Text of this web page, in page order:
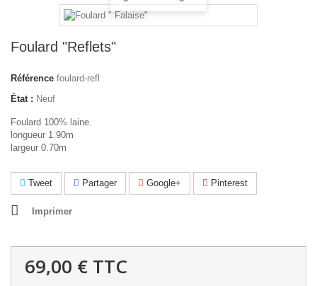
Foulard "Reflets"
Référence foulard-refl
État : Neuf
Foulard 100% laine.
longueur 1.90m
largeur 0.70m
Tweet Partager Google+ Pinterest
Imprimer
69,00 € TTC